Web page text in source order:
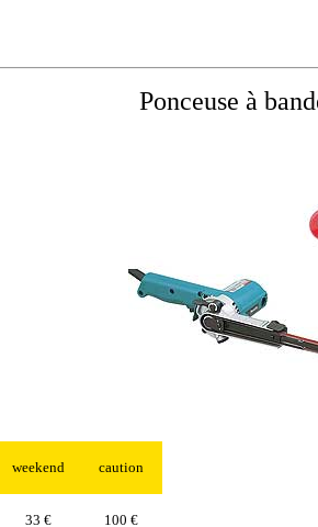
Ponceuse à
weekend caution
33 € 100 €